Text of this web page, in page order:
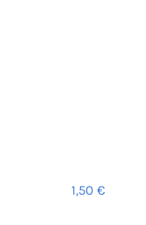
1,50 €